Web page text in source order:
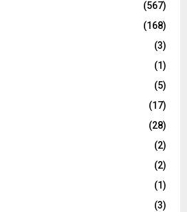
(567)
(168)
(3)
(1)
(5)
(17)
(28)
(2)
(2)
(1)
(3)